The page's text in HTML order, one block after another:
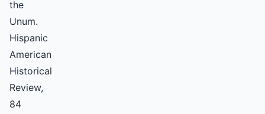
the
Unum.
Hispanic
American
Historical
Review,
84